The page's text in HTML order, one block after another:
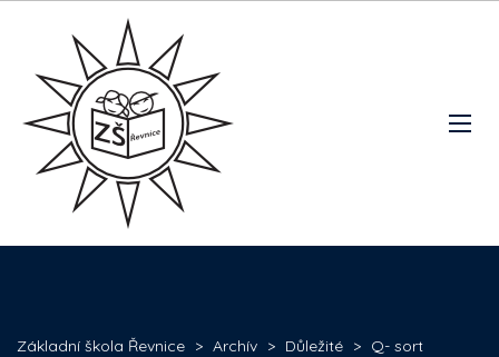
Základní škola Řevnice > Archív > Důležité > Q- sort